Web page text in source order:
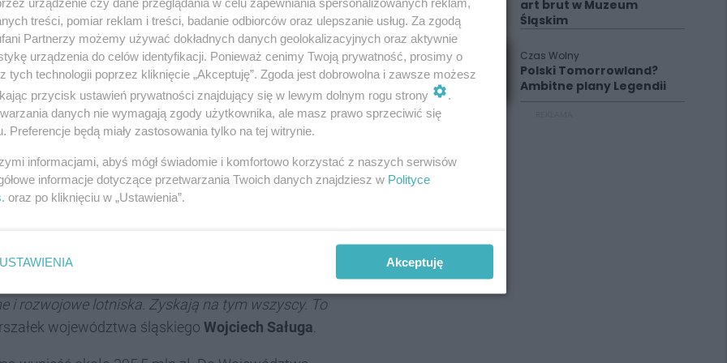
tygodniem liczby pasażerów. Pyrzowice stały się
cargo. Realizują też gigantyczne projekty. W lutym
założenia najnowszego programu
jest do 2032 roku. Plan obejmuje rozbudowę
pasażerskiej, obsługi technicznej samolotów oraz
GTL rozwinie czwarty obszar działalności w
o bocznicę kolejową. Największym i
inwestycyjnym na lata 2024–2032 jest
wyjścia do przygotowania koncepcji rozbudowy
przewozów dla Katowice Airport do 2040
z siatki połączeń portu powinno skorzystać ok.
zostać przekroczona już w 2030 roku. Latanie z
akcji GTL przez województwo i samorząd Katowic
i rozwojowe lotniska. Zyskają na tym wszyscy. To
województwa śląskiego Wojciech Saługa
art brut w Muzeum
Śląskim
Czas Wolny
Polski Tomorrowland?
Ambitne plany Legendii
treści, pomiar reklam i treści, badanie odbiorców oraz ulepszanie usług. Za zgodą
Partnerzy możemy używać dokładnych danych geolokalizacyjnych oraz aktywnie
urządzenia do celów identyfikacji. Ponieważ cenimy Twoją prywatność, prosimy o
tych technologii poprzez kliknięcie „Akceptuję”. Zgoda jest dobrowolna i zawsze możesz
przycisk ustawień prywatności znajdujący się w lewym dolnym rogu strony
.
danych nie wymagają zgody użytkownika, ale masz prawo sprzeciwić się
Preferencje będą miały zastosowania tylko na tej witrynie.
informacjami, abyś mógł świadomie i komfortowo korzystać z naszych serwisów
informacje dotyczące przetwarzania Twoich danych znajdziesz w Polityce
. oraz po kliknięciu w „Ustawienia”.
USTAWIENIA Akceptuję